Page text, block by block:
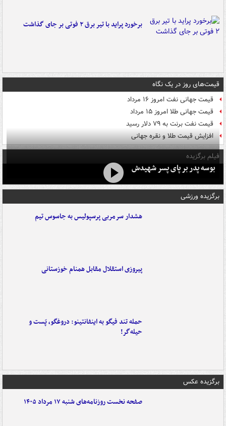
برخورد پراید با تیر برق ۲ فوتی بر جای گذاشت
قیمت‌های روز در یک نگاه
قیمت جهانی نفت امروز ۱۶ مرداد
قیمت جهانی طلا امروز ۱۵ مرداد
قیمت نفت برنت به ۷۹ دلار رسید
افزایش قیمت طلا و نقره جهانی
فیلم برگزیده
بوسه‌ پدر بر پای پسر شهیدش
برگزیده ورزشی
هشدار سرمربی پرسپولیس به جاسوس تیم
پیروزی استقلال مقابل همنام خوزستانی
حمله تند فیگو به اینفانتینو: دروغگو، پَست‌ و
حیله‌گر!
برگزیده عکس
صفحه نخست روزنامه‌های شنبه ۱۷ مرداد ۱۴۰۵